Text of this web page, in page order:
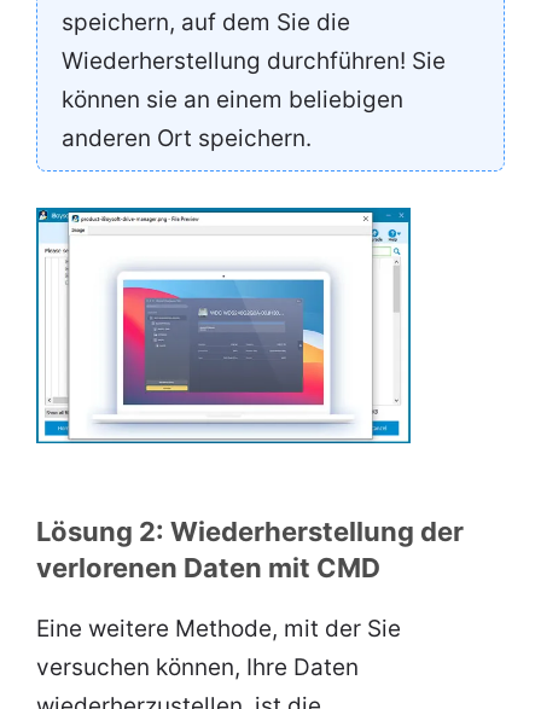
speichern, auf dem Sie die
Wiederherstellung durchführen! Sie
können sie an einem beliebigen
anderen Ort speichern.
Lösung 2: Wiederherstellung der
verlorenen Daten mit CMD
Eine weitere Methode, mit der Sie
versuchen können, Ihre Daten